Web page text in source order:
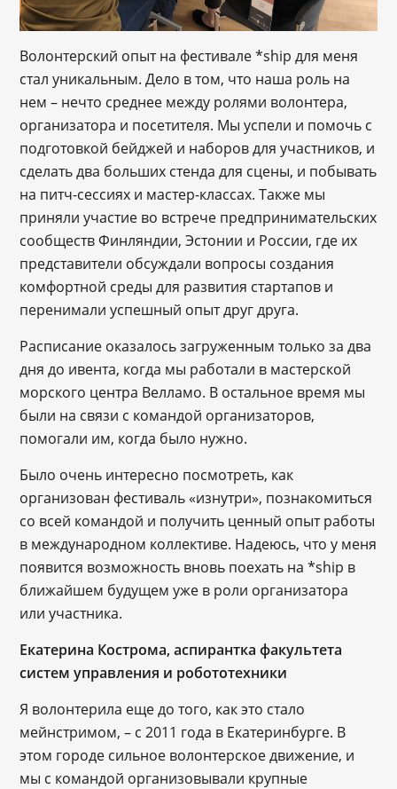
Волонтерский опыт на фестивале *ship для меня
стал уникальным. Дело в том, что наша роль на
нем – нечто среднее между ролями волонтера,
организатора и посетителя. Мы успели и помочь с
подготовкой бейджей и наборов для участников, и
сделать два больших стенда для сцены, и побывать
на питч-сессиях и мастер-классах. Также мы
приняли участие во встрече предпринимательских
сообществ Финляндии, Эстонии и России, где их
представители обсуждали вопросы создания
комфортной среды для развития стартапов и
перенимали успешный опыт друг друга.
Расписание оказалось загруженным только за два
дня до ивента, когда мы работали в мастерской
морского центра Велламо. В остальное время мы
были на связи с командой организаторов,
помогали им, когда было нужно.
Было очень интересно посмотреть, как
организован фестиваль «изнутри», познакомиться
со всей командой и получить ценный опыт работы
в международном коллективе. Надеюсь, что у меня
появится возможность вновь поехать на *ship в
ближайшем будущем уже в роли организатора
или участника.
Екатерина Кострома, аспирантка факультета
систем управления и робототехники
Я волонтерила еще до того, как это стало
мейнстримом, – с 2011 года в Екатеринбурге. В
этом городе сильное волонтерское движение, и
мы с командой организовывали крупные